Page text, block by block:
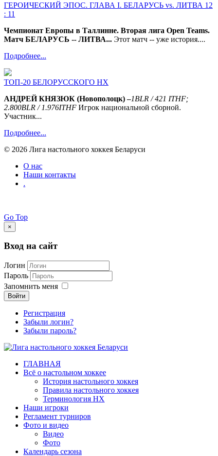
ГЕРОИЧЕСКИЙ ЭПОС. ГЛАВА I. БЕЛАРУСЬ vs. ЛИТВА 12
: 11
Чемпионат Европы в Таллинне. Вторая лига Open Teams.
Матч БЕЛАРУСЬ -- ЛИТВА... Этот матч -- уже история....
Подробнее...
ТОП-20 БЕЛОРУССКОГО НХ
АНДРЕЙ КНЯЗЮК (Новополоцк) –1BLR / 421 ITHF;
2.800BLR / 1.976ITHF Игрок национальной сборной.
Участник...
Подробнее...
© 2026 Лига настольного хоккея Беларуси
О нас
Наши контакты
.
Go Top
×
Вход на сайт
Логин
Пароль
Запомнить меня
Войти
Регистрация
Забыли логин?
Забыли пароль?
ГЛАВНАЯ
Всё о настольном хоккее
История настольного хоккея
Правила настольного хоккея
Терминология НХ
Наши игроки
Регламент турниров
Фото и видео
Видео
Фото
Календарь сезона